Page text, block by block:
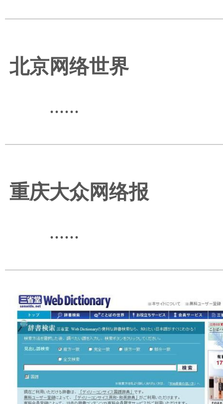
北京网络世界
......
重庆大众网络报
......